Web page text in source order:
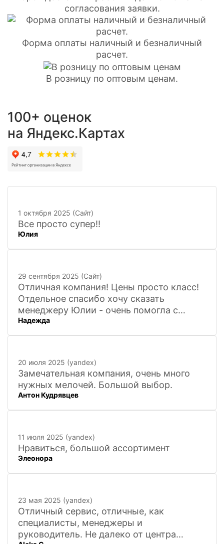
согласования заявки.
Форма оплаты наличный и безналичный
расчет.
В розницу по оптовым ценам.
100+ оценок
на Яндекс.Картах
1 октября 2025 (Сайт)
Все просто супер!!
Юлия
29 сентября 2025 (Сайт)
Отличная компания! Цены просто класс!
Отдельное спасибо хочу сказать
менеджеру Юлии - очень помогла с
покупкой и доставкой сувенирных
фигурок! Буду ждать новинок и покупать
Надежда
20 июля 2025 (yandex)
Замечательная компания, очень много
нужных мелочей. Большой выбор.
Антон Кудрявцев
11 июля 2025 (yandex)
Нравиться, большой ассортимент
Элеонора
23 мая 2025 (yandex)
Отличный сервис, отличные, как
специалисты, менеджеры и
руководитель. Не далеко от центра